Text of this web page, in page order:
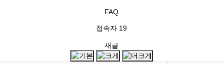
FAQ
접속자 19
새글